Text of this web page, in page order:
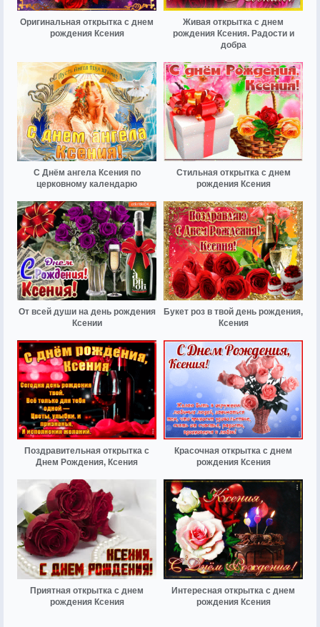
Оригинальная открытка с днем
рождения Ксения
Живая открытка с днем
рождения Ксения. Радости и
добра
С Днём ангела Ксения по
церковному календарю
Стильная открытка с днем
рождения Ксения
От всей души на день рождения
Ксении
Букет роз в твой день рождения,
Ксения
Поздравительная открытка с
Днем Рождения, Ксения
Красочная открытка с днем
рождения Ксения
Приятная открытка с днем
рождения Ксения
Интересная открытка с днем
рождения Ксения